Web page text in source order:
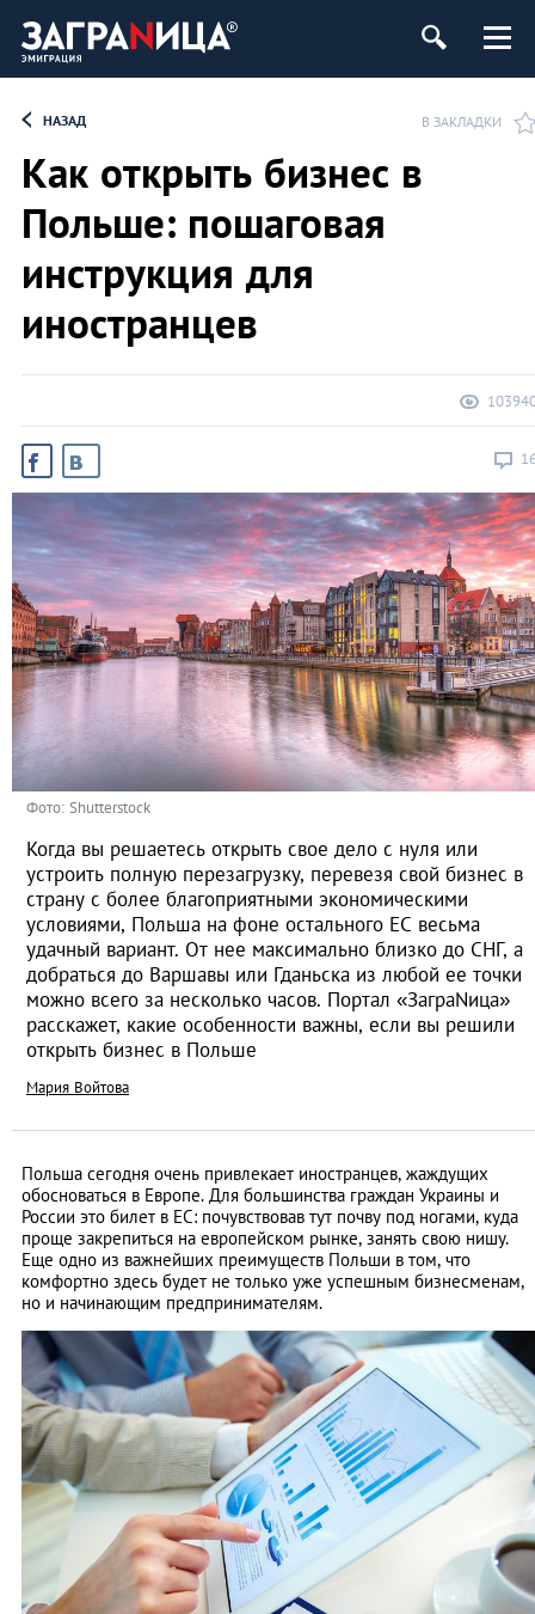
НАЗАД В ЗАКЛАДКИ
Как открыть бизнес в
Польше: пошаговая
инструкция для
иностранцев
Фото: Shutterstock
Когда вы решаетесь открыть свое дело с нуля или
устроить полную перезагрузку, перевезя свой бизнес в
страну с более благоприятными экономическими
условиями, Польша на фоне остального ЕС весьма
удачный вариант. От нее максимально близко до СНГ, а
добраться до Варшавы или Гданьска из любой ее точки
можно всего за несколько часов. Портал «ЗаграNица»
расскажет, какие особенности важны, если вы решили
открыть бизнес в Польше
Мария Войтова
Польша сегодня очень привлекает иностранцев, жаждущих
обосноваться в Европе. Для большинства граждан Украины и
России это билет в ЕС: почувствовав тут почву под ногами, куда
проще закрепиться на европейском рынке, занять свою нишу.
Еще одно из важнейших преимуществ Польши в том, что
комфортно здесь будет не только уже успешным бизнесменам,
но и начинающим предпринимателям.